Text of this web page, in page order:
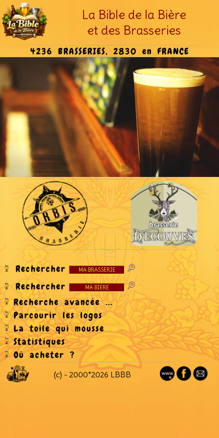
La Bible de la Bière
et des Brasseries
4236 BRASSERIES, 2830 en FRANCE
Rechercher
Rechercher
Recherche avancée ...
Parcourir les logos
La toile qui mousse
Statistiques
Où acheter ?
(c) - 2000*2026 LBBB